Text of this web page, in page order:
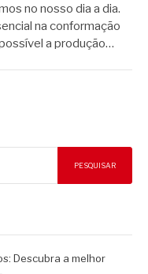
no nosso dia a dia.
na conformação
a produção…
PESQUISAR
Descubra a melhor